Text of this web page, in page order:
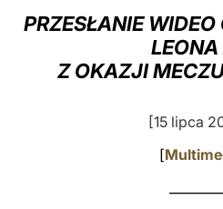
PRZESŁANIE
Z OKAZJI
[15 lipca
[